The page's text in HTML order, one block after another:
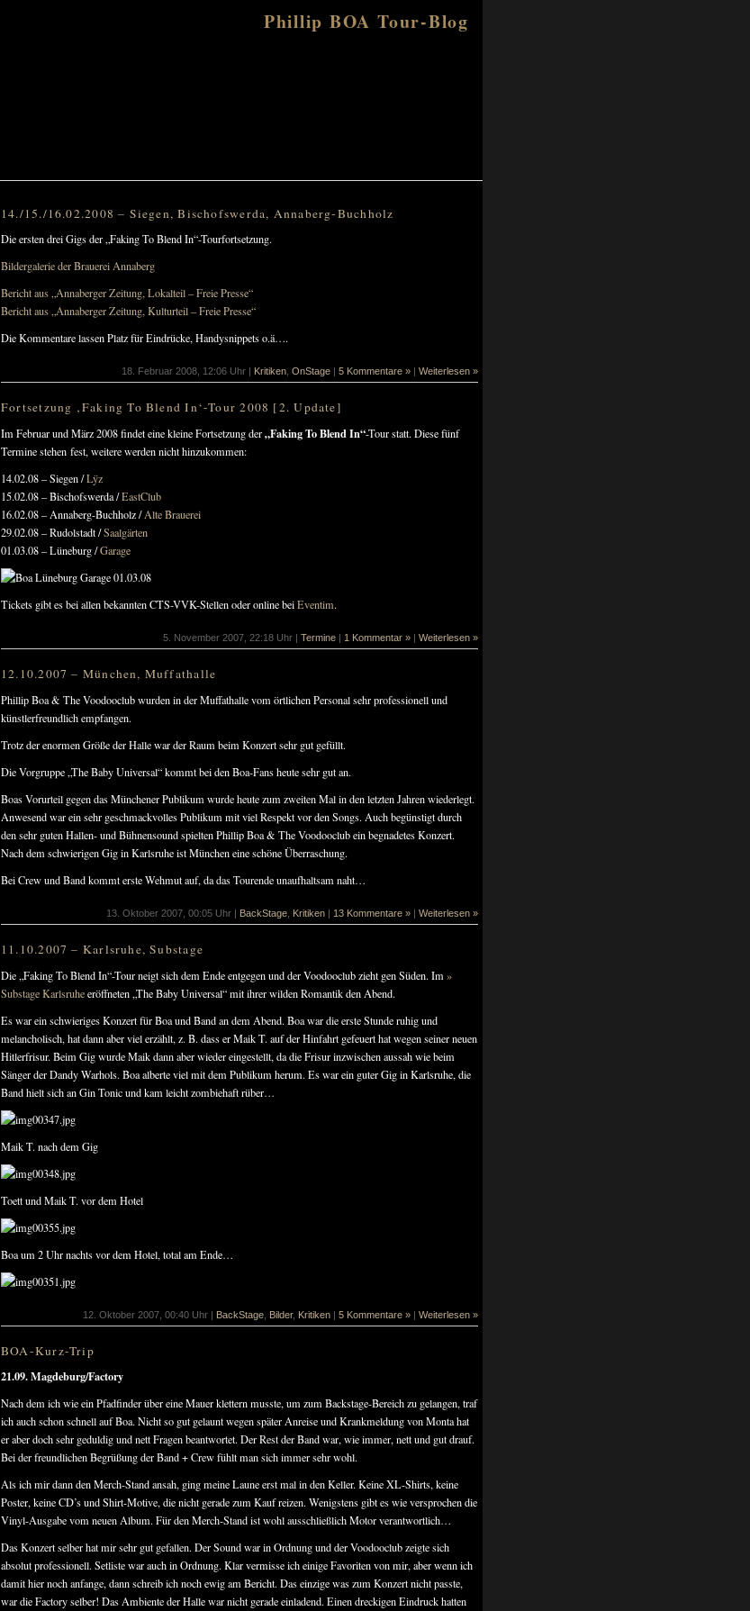
Phillip BOA Tour-Blog
14./15./16.02.2008 – Siegen, Bischofswerda, Annaberg-Buchholz
Die ersten drei Gigs der „Faking To Blend In“-Tourfortsetzung.
Bildergalerie der Brauerei Annaberg
Bericht aus „Annaberger Zeitung, Lokalteil – Freie Presse“
Bericht aus „Annaberger Zeitung, Kulturteil – Freie Presse“
Die Kommentare lassen Platz für Eindrücke, Handysnippets o.ä….
18. Februar 2008, 12:06 Uhr | Kritiken OnStage 5 Kommentare » Weiterlesen »
Fortsetzung ‚Faking To Blend In‘-Tour 2008 [2. Update]
Im Februar und März 2008 findet eine kleine Fortsetzung der„Faking To Blend In“-Tour statt. Diese fünf
Termine stehen fest, weitere werden nicht hinzukommen:
14.02.08 – Siegen /Lÿz
15.02.08 – Bischofswerda /EastClub
16.02.08 – Annaberg-Buchholz /Alte Brauerei
29.02.08 – Rudolstadt /Saalgärten
01.03.08 – Lüneburg /Garage
Tickets gibt es bei allen bekannten CTS-VVK-Stellen oder online beiEventim.
5. November 2007, 22:18 Uhr | Termine | 1 Kommentar » | Weiterlesen »
12.10.2007 – München, Muffathalle
Phillip Boa & The Voodooclub wurden in der Muffathalle vom örtlichen Personal sehr professionell und
künstlerfreundlich empfangen.
Trotz der enormen Größe der Halle war der Raum beim Konzert sehr gut gefüllt.
Die Vorgruppe „The Baby Universal“ kommt bei den Boa-Fans heute sehr gut an.
Boas Vorurteil gegen das Münchener Publikum wurde heute zum zweiten Mal in den letzten Jahren wiederlegt.
Anwesend war ein sehr geschmackvolles Publikum mit viel Respekt vor den Songs. Auch begünstigt durch
den sehr guten Hallen- und Bühnensound spielten Phillip Boa & The Voodooclub ein begnadetes Konzert.
Nach dem schwierigen Gig in Karlsruhe ist München eine schöne Überraschung.
Bei Crew und Band kommt erste Wehmut auf, da das Tourende unaufhaltsam naht…
13. Oktober 2007, 00:05 Uhr | BackStage Kritiken | 13 Kommentare » | Weiterlesen »
11.10.2007 – Karlsruhe, Substage
Die „Faking To Blend In“-Tour neigt sich dem Ende entgegen und der Voodooclub zieht gen Süden. Im »
Substage Karlsruheeröffneten „The Baby Universal“ mit ihrer wilden Romantik den Abend.
Es war ein schwieriges Konzert für Boa und Band an dem Abend. Boa war die erste Stunde ruhig und
melancholisch, hat dann aber viel erzählt, z. B. dass er Maik T. auf der Hinfahrt gefeuert hat wegen seiner neuen
Hitlerfrisur. Beim Gig wurde Maik dann aber wieder eingestellt, da die Frisur inzwischen aussah wie beim
Sänger der Dandy Warhols. Boa alberte viel mit dem Publikum herum. Es war ein guter Gig in Karlsruhe, die
Band hielt sich an Gin Tonic und kam leicht zombiehaft rüber…
Maik T. nach dem Gig
Toett und Maik T. vor dem Hotel
Boa um 2 Uhr nachts vor dem Hotel, total am Ende…
12. Oktober 2007, 00:40 Uhr | BackStage Bilder, Kritiken | 5 Kommentare » | Weiterlesen »
BOA-Kurz-Trip
21.09. Magdeburg/Factory
Nach dem ich wie ein Pfadfinder über eine Mauer klettern musste, um zum Backstage-Bereich zu gelangen, traf
ich auch schon schnell auf Boa. Nicht so gut gelaunt wegen später Anreise und Krankmeldung von Monta hat
er aber doch sehr geduldig und nett Fragen beantwortet. Der Rest der Band war, wie immer, nett und gut drauf.
Bei der freundlichen Begrüßung der Band + Crew fühlt man sich immer sehr wohl.
Als ich mir dann den Merch-Stand ansah, ging meine Laune erst mal in den Keller. Keine XL-Shirts, keine
Poster, keine CD’s und Shirt-Motive, die nicht gerade zum Kauf reizen. Wenigstens gibt es wie versprochen die
Vinyl-Ausgabe vom neuen Album. Für den Merch-Stand ist wohl ausschließlich Motor verantwortlich…
Das Konzert selber hat mir sehr gut gefallen. Der Sound war in Ordnung und der Voodooclub zeigte sich
absolut professionell. Setliste war auch in Ordnung. Klar vermisse ich einige Favoriten von mir, aber wenn ich
damit hier noch anfange, dann schreib ich noch ewig am Bericht. Das einzige was zum Konzert nicht passte,
war die Factory selber! Das Ambiente der Halle war nicht gerade einladend. Einen dreckigen Eindruck hatten